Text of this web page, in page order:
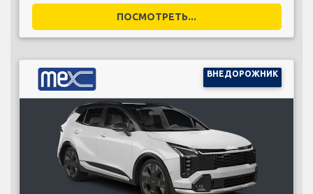
ПОСМОТРЕТЬ...
ВНЕДОРОЖНИК